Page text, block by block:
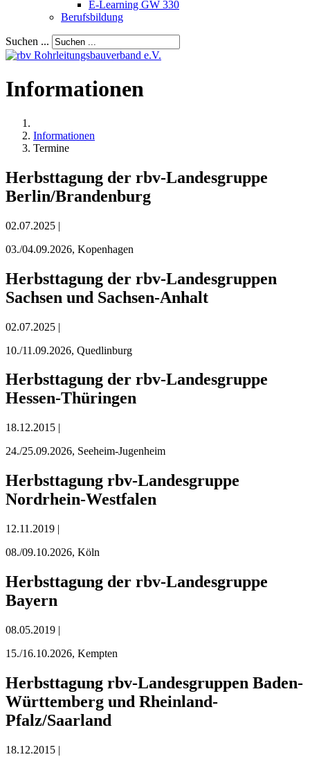
E-Learning GW 330
Berufsbildung
Suchen ...
Informationen
Informationen
Termine
Herbsttagung der rbv-Landesgruppe
Berlin/Brandenburg
02.07.2025 |
03./04.09.2026, Kopenhagen
Herbsttagung der rbv-Landesgruppen
Sachsen und Sachsen-Anhalt
02.07.2025 |
10./11.09.2026, Quedlinburg
Herbsttagung der rbv-Landesgruppe
Hessen-Thüringen
18.12.2015 |
24./25.09.2026, Seeheim-Jugenheim
Herbsttagung rbv-Landesgruppe
Nordrhein-Westfalen
12.11.2019 |
08./09.10.2026, Köln
Herbsttagung der rbv-Landesgruppe
Bayern
08.05.2019 |
15./16.10.2026, Kempten
Herbsttagung rbv-Landesgruppen Baden-
Württemberg und Rheinland-
Pfalz/Saarland
18.12.2015 |